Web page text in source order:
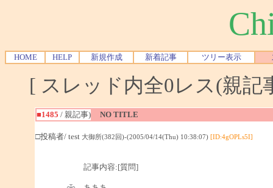
HOME HELP 新規作成 新着記事 ツリー表示
[ スレッド内全0レス(親
■1485 / 親記事) NO TITLE
□投稿者/ test 大御所(382回)-(2005/04/14(Thu) 10:38:07) [ID:4gOPLs5I]
記事内容:[質問]